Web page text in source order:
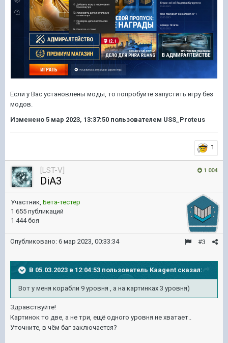
Если у Вас установлены моды, то попробуйте запустить игру без
модов.
Изменено 5 мар 2023, 13:37:50 пользователем USS_Proteus
1
1 004
[LST-V]
DiA3
Участник, Бета-тестер
1 655 публикаций
1 444 боя
#3
Опубликовано: 6 мар 2023, 00:33:34
В 05.03.2023 в 12:04:53 пользователь Kaagent сказал:
Вот у меня корабли 9 уровня , а на картинках 3 уровня)
Здравствуйте!
Картинок то две, а не три, ещё одного уровня не хватает..
Уточните, в чём баг заключается?